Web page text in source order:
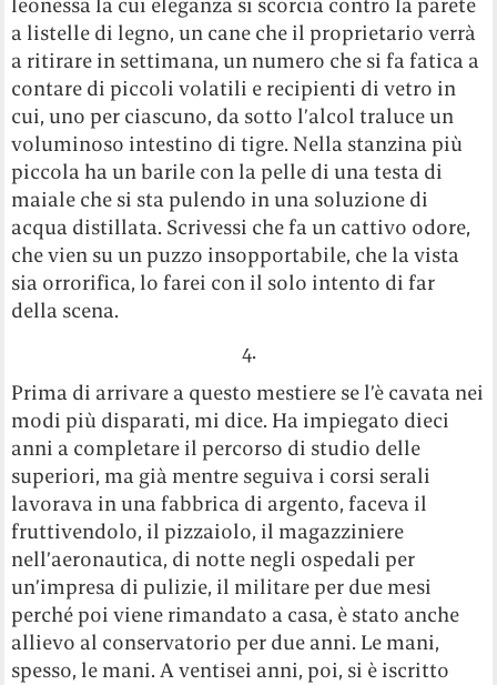
a listelle di legno, un cane che il proprietario verrà
a ritirare in settimana, un numero che si fa fatica a
contare di piccoli volatili e recipienti di vetro in
cui, uno per ciascuno, da sotto l’alcol traluce un
voluminoso intestino di tigre. Nella stanzina più
piccola ha un barile con la pelle di una testa di
maiale che si sta pulendo in una soluzione di
acqua distillata. Scrivessi che fa un cattivo odore,
che vien su un puzzo insopportabile, che la vista
sia orrorifica, lo farei con il solo intento di far
della scena.
4.
Prima di arrivare a questo mestiere se l’è cavata nei
modi più disparati, mi dice. Ha impiegato dieci
anni a completare il percorso di studio delle
superiori, ma già mentre seguiva i corsi serali
lavorava in una fabbrica di argento, faceva il
fruttivendolo, il pizzaiolo, il magazziniere
nell’aeronautica, di notte negli ospedali per
un’impresa di pulizie, il militare per due mesi
perché poi viene rimandato a casa, è stato anche
allievo al conservatorio per due anni. Le mani,
spesso, le mani. A ventisei anni, poi, si è iscritto